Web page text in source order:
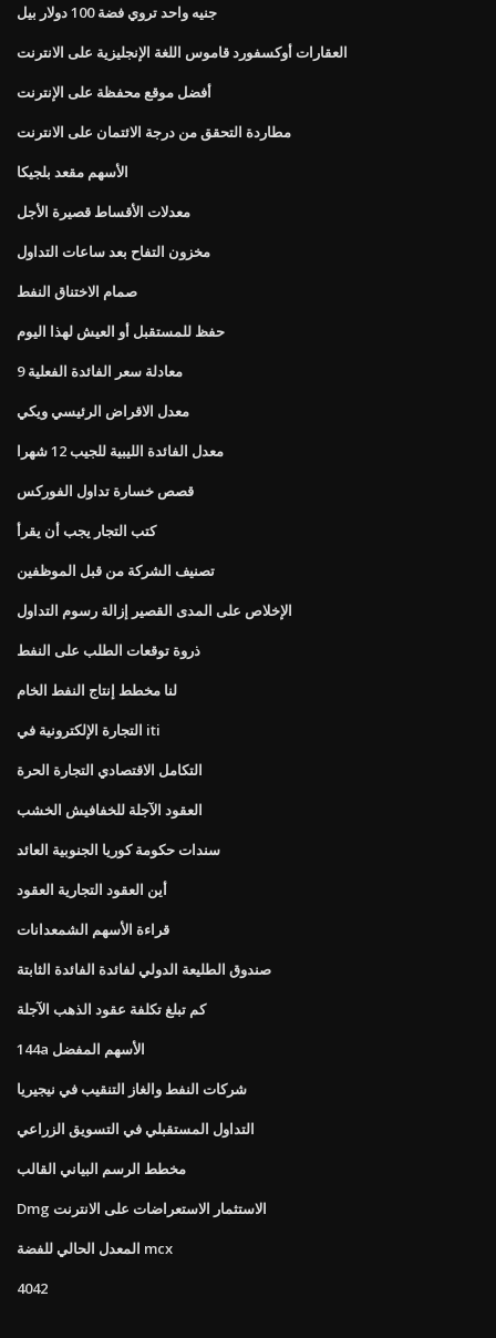
جنيه واحد تروي فضة 100 دولار بيل
العقارات أوكسفورد قاموس اللغة الإنجليزية على الانترنت
أفضل موقع محفظة على الإنترنت
مطاردة التحقق من درجة الائتمان على الانترنت
الأسهم مقعد بلجيكا
معدلات الأقساط قصيرة الأجل
مخزون التفاح بعد ساعات التداول
صمام الاختناق النفط
حفظ للمستقبل أو العيش لهذا اليوم
معادلة سعر الفائدة الفعلية 9
معدل الاقراض الرئيسي ويكي
معدل الفائدة الليبية للجيب 12 شهرا
قصص خسارة تداول الفوركس
كتب التجار يجب أن يقرأ
تصنيف الشركة من قبل الموظفين
الإخلاص على المدى القصير إزالة رسوم التداول
ذروة توقعات الطلب على النفط
لنا مخطط إنتاج النفط الخام
التجارة الإلكترونية في iti
التكامل الاقتصادي التجارة الحرة
العقود الآجلة للخفافيش الخشب
سندات حكومة كوريا الجنوبية العائد
أين العقود التجارية العقود
قراءة الأسهم الشمعدانات
صندوق الطليعة الدولي لفائدة الفائدة الثابتة
كم تبلغ تكلفة عقود الذهب الآجلة
144a الأسهم المفضل
شركات النفط والغاز التنقيب في نيجيريا
التداول المستقبلي في التسويق الزراعي
مخطط الرسم البياني القالب
Dmg الاستثمار الاستعراضات على الانترنت
المعدل الحالي للفضة mcx
4042